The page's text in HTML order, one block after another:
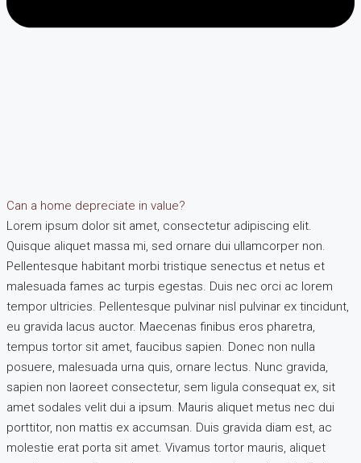
Can a home depreciate in value?
Lorem ipsum dolor sit amet, consectetur adipiscing elit.
Quisque aliquet massa mi, sed ornare dui ullamcorper non.
Pellentesque habitant morbi tristique senectus et netus et
malesuada fames ac turpis egestas. Duis nec orci ac lorem
tempor ultricies. Pellentesque pulvinar nisl pulvinar ex tincidunt,
eu gravida lacus auctor. Maecenas finibus eros pharetra,
tempus tortor sit amet, faucibus sapien. Donec non nulla
posuere, malesuada urna quis, ornare lectus. Nunc gravida,
sapien non laoreet consectetur, sem ligula consequat ex, sit
amet sodales velit dui a ipsum. Mauris aliquet metus nec dui
porttitor, non mattis ex accumsan. Duis gravida diam est, ac
molestie erat porta sit amet. Vivamus tortor mauris, aliquet